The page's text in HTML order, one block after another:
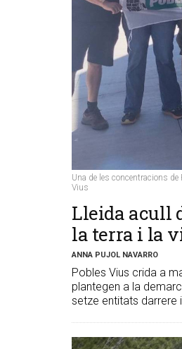
Una de les concentracions
Vius
Lleida acull
la terra i la
ANNA PUJOL NAVARRO
Pobles Vius crida a
plantegen a la
setze entitats darrere